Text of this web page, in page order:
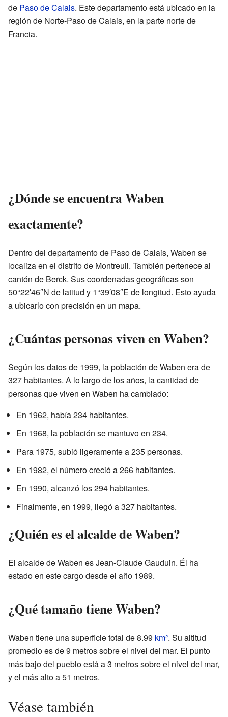
de Paso de Calais. Este departamento está ubicado en la
región de Norte-Paso de Calais, en la parte norte de
Francia.
¿Dónde se encuentra Waben
exactamente?
Dentro del departamento de Paso de Calais, Waben se
localiza en el distrito de Montreuil. También pertenece al
cantón de Berck. Sus coordenadas geográficas son
50°22′46″N de latitud y 1°39′08″E de longitud. Esto ayuda
a ubicarlo con precisión en un mapa.
¿Cuántas personas viven en Waben?
Según los datos de 1999, la población de Waben era de
327 habitantes. A lo largo de los años, la cantidad de
personas que viven en Waben ha cambiado:
En 1962, había 234 habitantes.
En 1968, la población se mantuvo en 234.
Para 1975, subió ligeramente a 235 personas.
En 1982, el número creció a 266 habitantes.
En 1990, alcanzó los 294 habitantes.
Finalmente, en 1999, llegó a 327 habitantes.
¿Quién es el alcalde de Waben?
El alcalde de Waben es Jean-Claude Gauduin. Él ha
estado en este cargo desde el año 1989.
¿Qué tamaño tiene Waben?
Waben tiene una superficie total de 8.99 km². Su altitud
promedio es de 9 metros sobre el nivel del mar. El punto
más bajo del pueblo está a 3 metros sobre el nivel del mar,
y el más alto a 51 metros.
Véase también